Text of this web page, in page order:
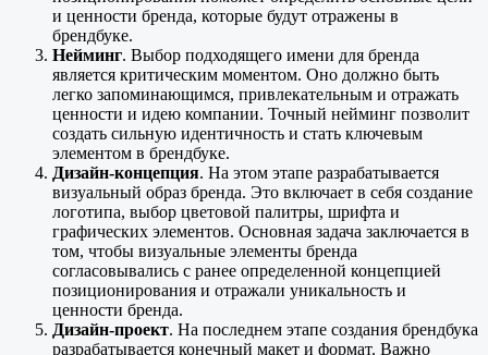
и ценности бренда, которые будут отражены в
брендбуке.
Нейминг. Выбор подходящего имени для бренда
является критическим моментом. Оно должно быть
легко запоминающимся, привлекательным и отражать
ценности и идею компании. Точный нейминг позволит
создать сильную идентичность и стать ключевым
элементом в брендбуке.
Дизайн-концепция. На этом этапе разрабатывается
визуальный образ бренда. Это включает в себя создание
логотипа, выбор цветовой палитры, шрифта и
графических элементов. Основная задача заключается в
том, чтобы визуальные элементы бренда
согласовывались с ранее определенной концепцией
позиционирования и отражали уникальность и
ценности бренда.
Дизайн-проект. На последнем этапе создания брендбука
разрабатывается конечный макет и формат. Важно